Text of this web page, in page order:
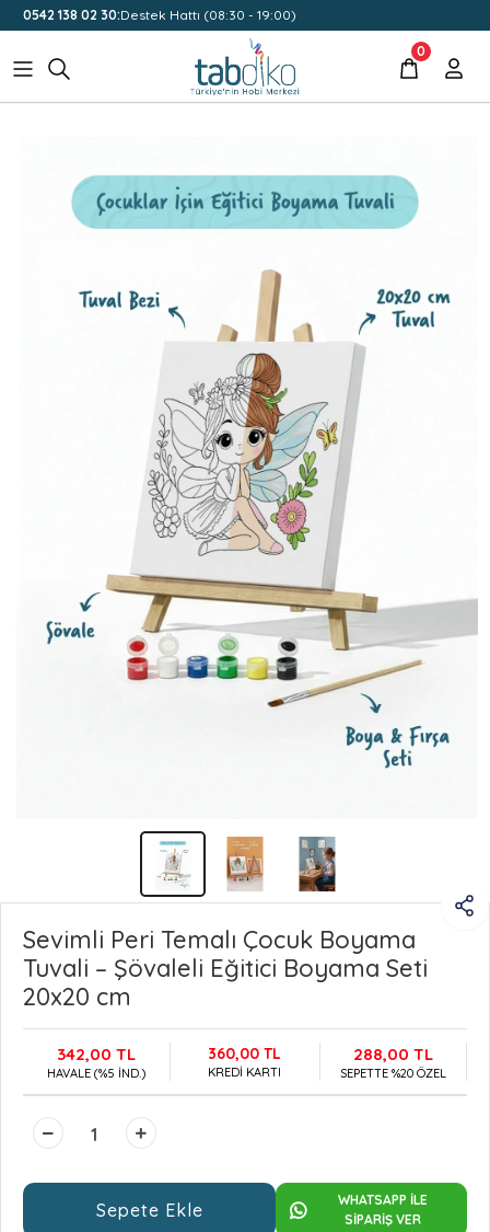
0542 138 02 30:Destek Hattı (08:30 - 19:00)
0
Sevimli Peri Temalı Çocuk Boyama
Tuvali – Şövaleli Eğitici Boyama Seti
20x20 cm
342,00 TL
HAVALE (%5 İND.)
360,00 TL
KREDİ KARTI
288,00 TL
SEPETTE %20 ÖZEL
Sepete Ekle
WHATSAPP İLE
SİPARİŞ VER